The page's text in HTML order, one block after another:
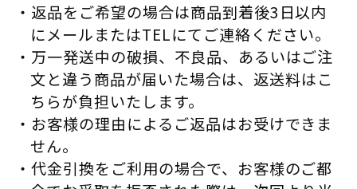
返品をご希望の場合は商品到着後3日以内
にメールまたはTELにてご連絡ください。
万一発送中の破損、不良品、あるいはご注
文と違う商品が届いた場合は、返送料はこ
ちらが負担いたします。
お客様の理由によるご返品はお受けできま
せん。
代金引換をご利用の場合で、お客様のご都